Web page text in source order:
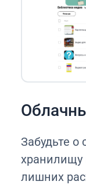
Забудьте о
хранилищу
лишних